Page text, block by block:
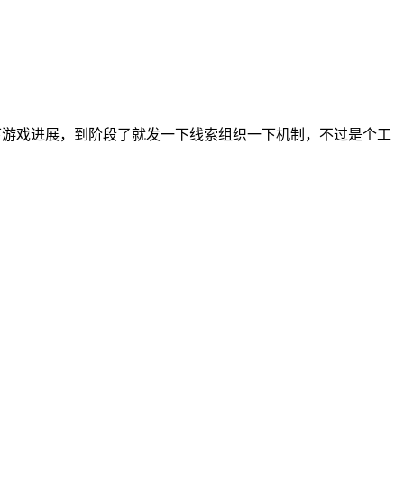
戏进展，到阶段了就发一下线索组织一下机制，不过是个工